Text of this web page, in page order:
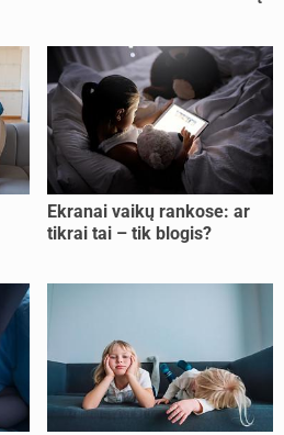
Ekranai vaikų rankose: ar
tikrai tai – tik blogis?